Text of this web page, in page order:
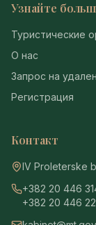
Узнайте
Туристические
О нас
Запрос на
Регистрация
Контакт
IV Proleterske
+382 20 446
+382 20 446